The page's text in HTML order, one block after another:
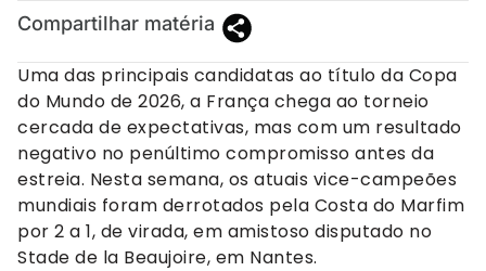
Compartilhar matéria
Uma das principais candidatas ao título da Copa
do Mundo de 2026, a França chega ao torneio
cercada de expectativas, mas com um resultado
negativo no penúltimo compromisso antes da
estreia. Nesta semana, os atuais vice-campeões
mundiais foram derrotados pela Costa do Marfim
por 2 a 1, de virada, em amistoso disputado no
Stade de la Beaujoire, em Nantes.